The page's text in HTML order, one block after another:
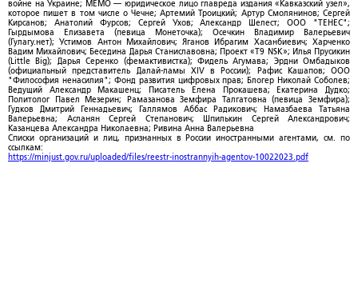
войне на Украине; МЕМО — юридическое лицо главреда издания «Кавказский узел»,
которое пишет в том числе о Чечне; Артемий Троицкий; Артур Смолянинов; Сергей
Кирсанов; Анатолий Фурсов; Сергей Ухов; Александр Шелест; ООО "ТЕНЕС";
Гырдымова Елизавета (певица Монеточка); Осечкин Владимир Валерьевич
(Гулагу.нет); Устимов Антон Михайлович; Яганов Ибрагим Хасанбиевич; Харченко
Вадим Михайлович; Беседина Дарья Станиславовна; Проект «T9 NSK»; Илья Прусикин
(Little Big); Дарья Серенко (фемактивистка); Фидель Агумава; Эрдни Омбадыков
(официальный представитель Далай-ламы XIV в России); Рафис Кашапов; ООО
"Философия ненасилия"; Фонд развития цифровых прав; Блогер Николай Соболев;
Ведущий Александр Макашенц; Писатель Елена Прокашева; Екатерина Дудко;
Политолог Павел Мезерин; Рамазанова Земфира Талгатовна (певица Земфира);
Гудков Дмитрий Геннадьевич; Галлямов Аббас Радикович; Намазбаева Татьяна
Валерьевна; Асланян Сергей Степанович; Шпилькин Сергей Александрович;
Казанцева Александра Николаевна; Ривина Анна Валерьевна
Списки организаций и лиц, признанных в России иностранными агентами, см. по
ссылкам:
https://minjust.gov.ru/uploaded/files/reestr-inostrannyih-agentov-10022023.pdf